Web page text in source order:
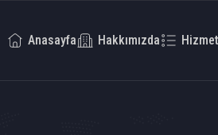
Anasayfa Hakkımızda